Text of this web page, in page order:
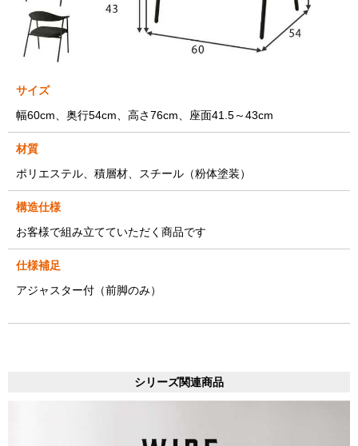
サイズ
幅60cm、奥行54cm、高さ76cm、座面41.5～43cm
材質
ポリエステル、積層材、スチール（粉体塗装）
構造仕様
お客様で組み立てていただく商品です
仕様補足
アジャスター付（前脚のみ）
シリーズ関連商品